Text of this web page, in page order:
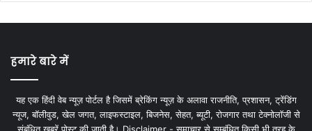
हमारे बारे में
यह एक हिंदी वेब न्यूज़ पोर्टल है जिसमें ब्रेकिंग न्यूज़ के अलावा राजनीति, प्रशासन, ट्रेंडिंग
न्यूज, बॉलीवुड, खेल जगत, लाइफस्टाइल, बिजनेस, सेहत, ब्यूटी, रोजगार तथा टेक्नोलॉजी से
संबंधित खबरें पोस्ट की जाती है। Disclaimer - समाचार से सम्बंधित किसी भी तरह के